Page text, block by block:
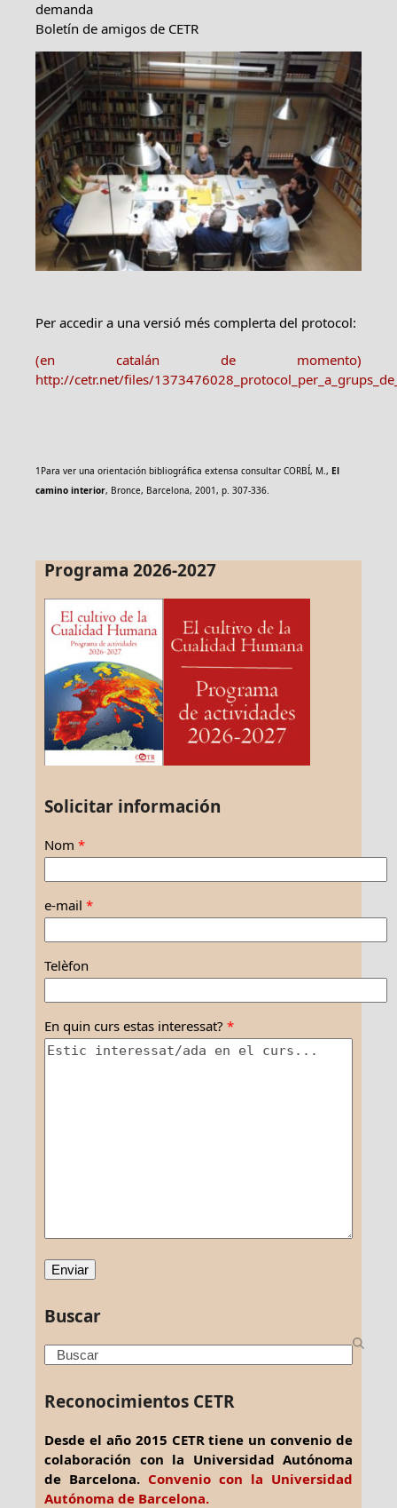
demanda
Boletín de amigos de CETR
Per accedir a una versió més complerta del protocol:
(en catalán de momento)
http://cetr.net/files/
1 Para ver una orientación bibliográfica extensa consultar CORBÍ, M., El
camino interior, Bronce, Barcelona, 2001, p. 307-336.
Programa 2026-2027
Solicitar información
Nom *
e-mail *
Telèfon
En quin curs estas interessat? *
Buscar
Search
Reconocimientos CETR
Desde el año 2015 CETR tiene un convenio de
colaboración con la Universidad Autónoma
de Barcelona. Convenio con la Universidad
Autónoma de Barcelona.